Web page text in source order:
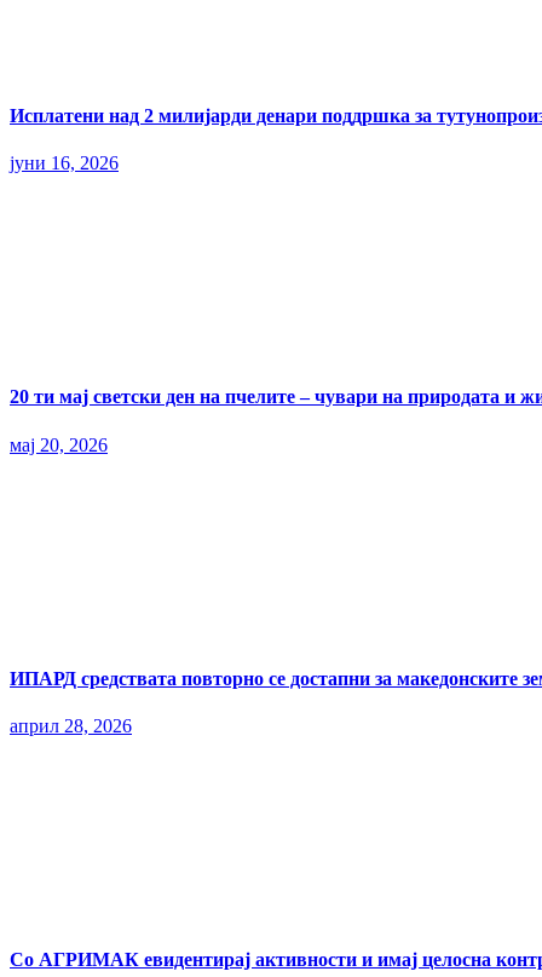
Исплатени над 2 милијарди денари поддршка за
јуни 16, 2026
20 ти мај светски ден на пчелите – чувари на природата и
мај 20, 2026
ИПАРД средствата повторно се достапни за македонските
април 28, 2026
Со АГРИМАК евидентирај активности и имај целосна